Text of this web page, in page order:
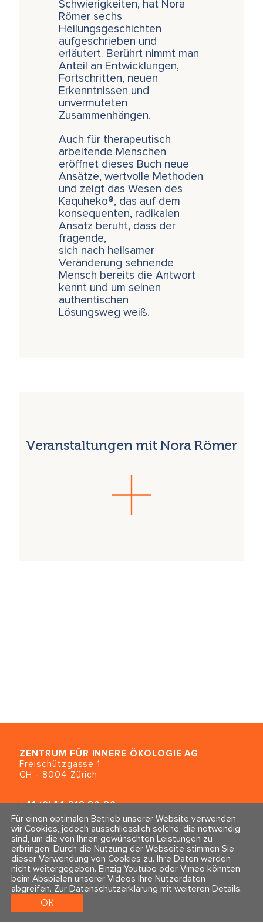
Schwierigkeiten, hat Nora
Römer sechs
Heilungsgeschichten
aufgeschrieben und
erläutert. Berührt nimmt man
Anteil an Entwicklungen,
Fortschritten, neuen
Erkenntnissen und
unvermuteten
Zusammenhängen.
Auch für therapeutisch
arbeitende Menschen
eröffnet dieses Buch neue
Ansätze, wertvolle Methoden
und zeigt das Wesen des
Kaquheko®, das auf dem
konsequenten, radikalen
Ansatz beruht, dass der
fragende,
sich nach heilsamer
Veränderung sehnende
Mensch bereits die Antwort
kennt und um seinen
authentischen
Lösungsweg weiß.
Veranstaltungen mit Nora Römer
ZENTRUM FÜR INNERE ÖKOLOGIE AG
Freischützgasse 1
CH - 8004 Zürich
+41 (0)44 218 80 80
info@traumahealing.ch
info@polarity.se
Kontakt & Info
Newsletter
Impressum & Datenschutz
AGBs
Folge uns
Für einen optimalen Betrieb unserer Website verwenden
wir Cookies, jedoch ausschliesslich solche, die notwendig
sind, um die von Ihnen gewünschten Leistungen zu
erbringen. Durch die Nutzung der Webseite stimmen Sie
dieser Verwendung von Cookies zu. Ihre Daten werden
nicht weitergegeben. Einzig Youtube oder Vimeo könnten
beim Abspielen unserer Videos Ihre Nutzerdaten
abgreifen. Zur Datenschutzerklärung mit weiteren Details.
OK